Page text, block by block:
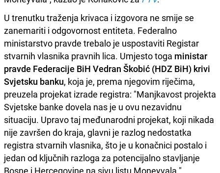
U trenutku traženja krivaca i izgovora ne smije se
zanemariti i odgovornost entiteta. Federalno
ministarstvo pravde trebalo je uspostaviti Registar
stvarnih vlasnika pravnih lica. Umjesto toga ministar
pravde Federacije BiH Vedran Škobić (HDZ BiH) krivi
Svjetsku banku, koja je, prema njegovim riječima,
preuzela projekat izrade registra: "Manjkavost projekta
Svjetske banke dovela nas je u ovu nezavidnu
situaciju. Upravo taj međunarodni projekat, koji nikada
nije završen do kraja, glavni je razlog nedostatka
registra stvarnih vlasnika, što je u konačnici postalo i
jedan od ključnih razloga za potencijalno stavljanje
Bosne i Hercegovine na sivu listu Moneyvala."